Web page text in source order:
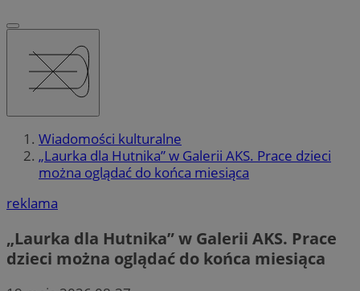
Wiadomości kulturalne
„Laurka dla Hutnika” w Galerii AKS. Prace dzieci
można oglądać do końca miesiąca
reklama
„Laurka dla Hutnika” w Galerii AKS. Prace
dzieci można oglądać do końca miesiąca